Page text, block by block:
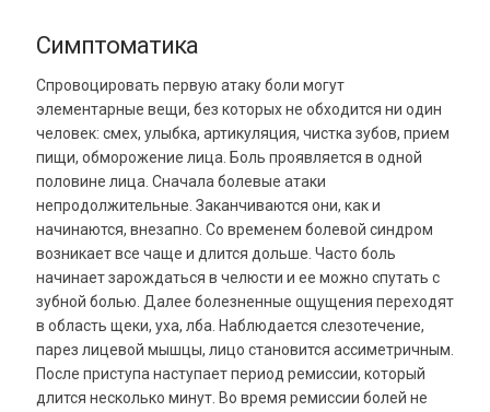
Симптоматика
Спровоцировать первую атаку боли могут
элементарные вещи, без которых не обходится ни один
человек: смех, улыбка, артикуляция, чистка зубов, прием
пищи, обморожение лица. Боль проявляется в одной
половине лица. Сначала болевые атаки
непродолжительные. Заканчиваются они, как и
начинаются, внезапно. Со временем болевой синдром
возникает все чаще и длится дольше. Часто боль
начинает зарождаться в челюсти и ее можно спутать с
зубной болью. Далее болезненные ощущения переходят
в область щеки, уха, лба. Наблюдается слезотечение,
парез лицевой мышцы, лицо становится ассиметричным.
После приступа наступает период ремиссии, который
длится несколько минут. Во время ремиссии болей не